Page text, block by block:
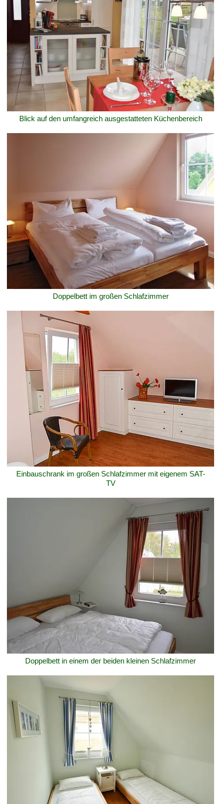
Blick auf den umfangreich ausgestatteten Küchenbereich
Doppelbett im großen Schlafzimmer
Einbauschrank im großen Schlafzimmer mit eigenem SAT-
TV
Doppelbett in einem der beiden kleinen Schlafzimmer